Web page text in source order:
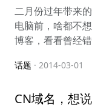
二月份过年带来
电脑前，啥都不
博客，看看曾经
话题 · 2014-03-01
CN域名，想